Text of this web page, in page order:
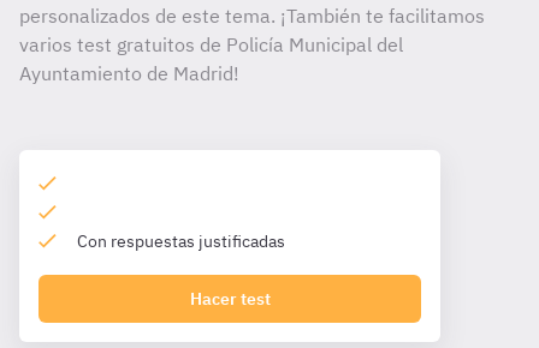
personalizados de este tema. ¡También te facilitamos
varios test gratuitos de Policía Municipal del
Ayuntamiento de Madrid!
Con respuestas justificadas
Hacer test